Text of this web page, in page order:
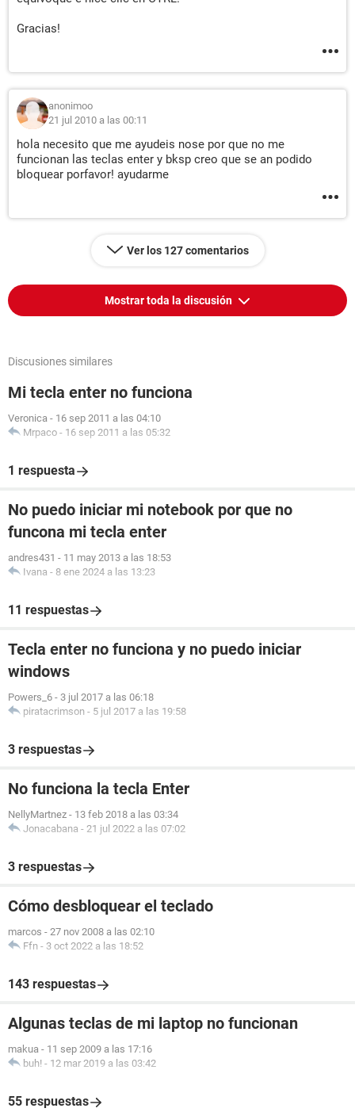
Gracias!
anonimoo
21 jul 2010 a las 00:11
hola necesito que me ayudeis nose por que no me
funcionan las teclas enter y bksp creo que se an podido
bloquear porfavor! ayudarme
Ver los 127 comentarios
Mostrar toda la discusión
Discusiones similares
Mi tecla enter no funciona
Veronica - 16 sep 2011 a las 04:10
Mrpaco - 16 sep 2011 a las 05:32
1 respuesta
No puedo iniciar mi notebook por que no
funcona mi tecla enter
andres431 - 11 may 2013 a las 18:53
Ivana - 8 ene 2024 a las 13:23
11 respuestas
Tecla enter no funciona y no puedo iniciar
windows
Powers_6 - 3 jul 2017 a las 06:18
piratacrimson - 5 jul 2017 a las 19:58
3 respuestas
No funciona la tecla Enter
NellyMartnez - 13 feb 2018 a las 03:34
Jonacabana - 21 jul 2022 a las 07:02
3 respuestas
Cómo desbloquear el teclado
marcos - 27 nov 2008 a las 02:10
Ffn - 3 oct 2022 a las 18:52
143 respuestas
Algunas teclas de mi laptop no funcionan
makua - 11 sep 2009 a las 17:16
buh! - 12 mar 2019 a las 03:42
55 respuestas